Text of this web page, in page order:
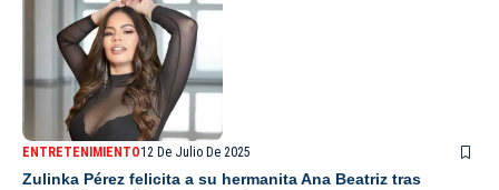
ENTRETENIMIENTO12 De Julio De 2025
Zulinka Pérez felicita a su hermanita Ana Beatriz tras